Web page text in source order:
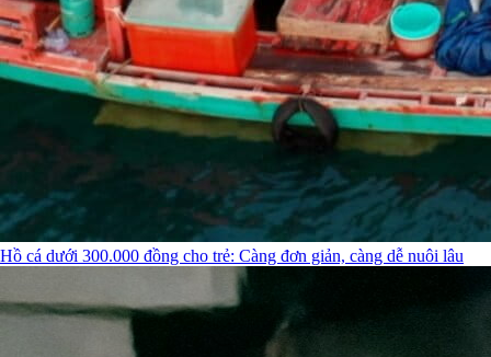
Hồ cá dưới 300.000 đồng cho trẻ: Càng đơn giản, càng dễ nuôi lâu